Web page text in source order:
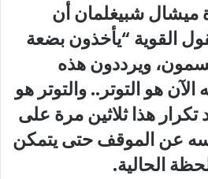
ميشال شبيغلمان أن
القوية “يأخذون بضعة
ويرددون هذه
الآن هو التوتر.. والتوتر هو
هذا ثلاثين مرة على
عن الموقف حتى يتمكن
الحالية.